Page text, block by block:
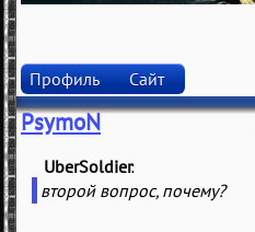
Профиль Сайт
PsymoN
UberSoldier
второй вопрос, почему?